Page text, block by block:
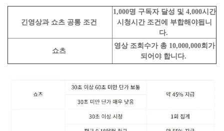
긴영상과 쇼츠 공통 조건
1,000명 구독자 달성 및 4,000시간
시청시간 조건에 부합해야됩니
다.
쇼츠
영상 조회수가 총 10,000,000회가
되어야 합니다.